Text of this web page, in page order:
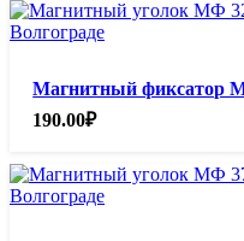
Магнитный фиксатор
190.00₽